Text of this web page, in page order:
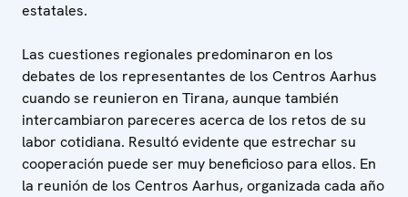
estatales.
Las cuestiones regionales predominaron en los
debates de los representantes de los Centros Aarhus
cuando se reunieron en Tirana, aunque también
intercambiaron pareceres acerca de los retos de su
labor cotidiana. Resultó evidente que estrechar su
cooperación puede ser muy beneficioso para ellos. En
la reunión de los Centros Aarhus, organizada cada año